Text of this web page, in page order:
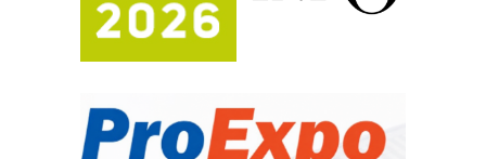
IB BLUMENAUER - više od 40 godina
poverenja u industriji
COMBYPACK
– Pametna signalizacija za efikasnije
upravljanje mašinama